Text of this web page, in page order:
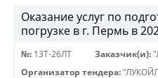
Оказание услуг по
погрузке в г. Пермь в
№: 13Т-26ЛТ Заказчик(и):
Организатор тендера: